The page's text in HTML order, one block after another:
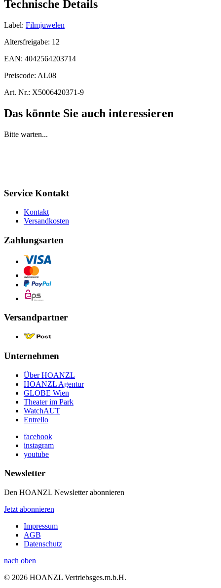
Technische Details
Label: Filmjuwelen
Altersfreigabe: 12
EAN: 4042564203714
Preiscode: AL08
Art. Nr.: X5006420371-9
Das könnte Sie auch interessieren
Bitte warten...
Service Kontakt
Kontakt
Versandkosten
Zahlungsarten
Versandpartner
Unternehmen
Über HOANZL
HOANZL Agentur
GLOBE Wien
Theater im Park
WatchAUT
Entrello
facebook
instagram
youtube
Newsletter
Den HOANZL Newsletter abonnieren
Jetzt abonnieren
Impressum
AGB
Datenschutz
nach oben
© 2026 HOANZL Vertriebsges.m.b.H.